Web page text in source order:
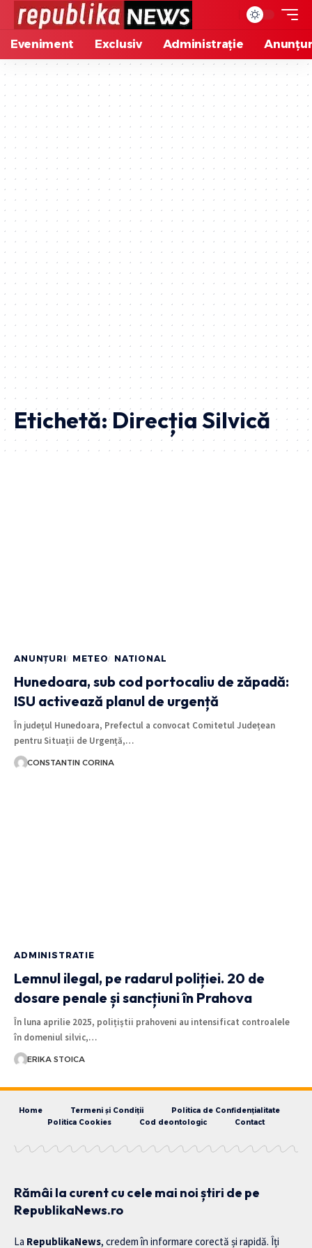
Eveniment Exclusiv Administrație
Etichetă:Direcția Silvică
ANUNȚURI METEO NATIONAL
Hunedoara, sub cod portocaliu de zăpadă:
ISU activează planul de urgență
În județul Hunedoara, Prefectul a convocat Comitetul Județean
pentru Situații de Urgență,…
CONSTANTIN CORINA
ADMINISTRATIE
Lemnul ilegal, pe radarul poliției. 20 de
dosare penale și sancțiuni în Prahova
În luna aprilie 2025, polițiștii prahoveni au intensificat controalele
în domeniul silvic,…
ERIKA STOICA
Home Termeni și Condiții
Politica de Confidențialitate
Politica Cookies
Cod deontologic Contact
Rămâi la curent cu cele mai noi știri de pe
RepublikaNews.ro
La RepublikaNews, credem în informare corectă și rapidă. Îți